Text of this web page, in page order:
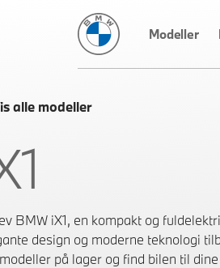
BMW Danmark
Modeller
alle modeller
BMW iX1, en kompakt og
design og moderne teknologi
på lager og find bilen til